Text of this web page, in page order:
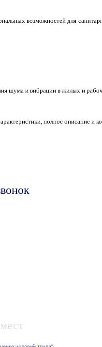
возможностей для
шума и вибрации в жилых и
полное описание и